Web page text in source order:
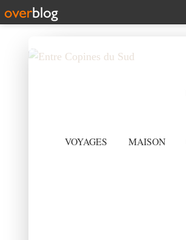
VOYAGES MAISON